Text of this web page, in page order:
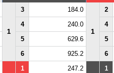
1
3 184.0
1
2
4 240.0
4
5 629.6
5
6 925.2 6
1 247.2
1